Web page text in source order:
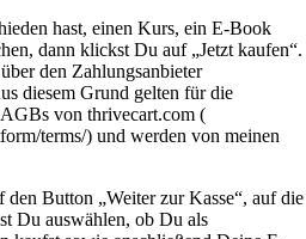
hast, einen Kurs, ein E-Book
dann klickst Du auf „Jetzt kaufen“.
den Zahlungsanbieter
diesem Grund gelten für die
von thrivecart.com (
terms/) und werden von meinen
Button „Weiter zur Kasse“, auf die
Du auswählen, ob Du als